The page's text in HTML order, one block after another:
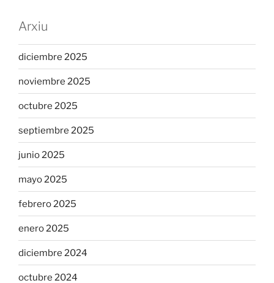
Arxiu
diciembre 2025
noviembre 2025
octubre 2025
septiembre 2025
junio 2025
mayo 2025
febrero 2025
enero 2025
diciembre 2024
octubre 2024